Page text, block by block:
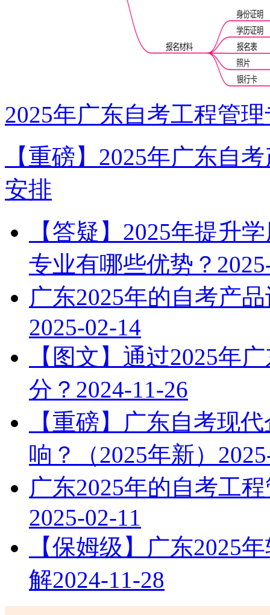
2025年广东自考工程管
【重磅】2025年广东自
安排
【答疑】2025年提升
专业有哪些优势？
广东2025年的自考产
2025-02-14
【图文】通过2025年
分？ 2024-11-26
【重磅】广东自考现
响？（2025年新）
广东2025年的自考工
2025-02-11
【保姆级】广东2025
解2024-11-28